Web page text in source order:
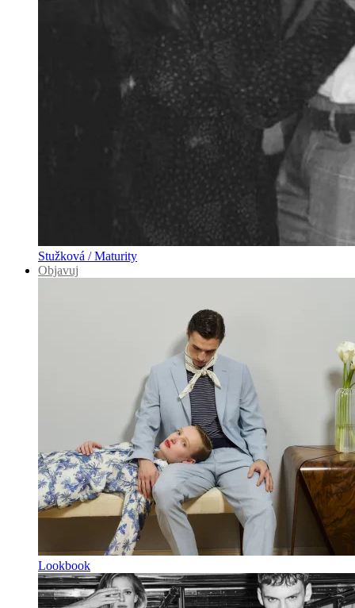
Stužková / Maturity
Objavuj
Lookbook